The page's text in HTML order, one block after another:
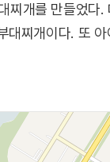
찌개를 만들었다
찌개이다. 또